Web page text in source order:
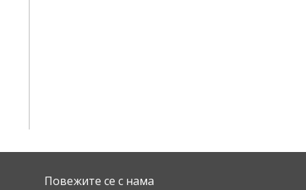
Повежите се с нама